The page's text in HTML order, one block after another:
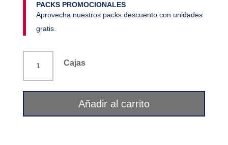
PACKS PROMOCIONALES
Aprovecha nuestros packs descuento con unidades
gratis.
Cajas
Añadir al carrito